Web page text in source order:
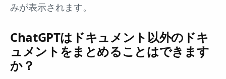
みが表示されます。
ChatGPTはドキュメント以外のドキ
ュメントをまとめることはできます
か？